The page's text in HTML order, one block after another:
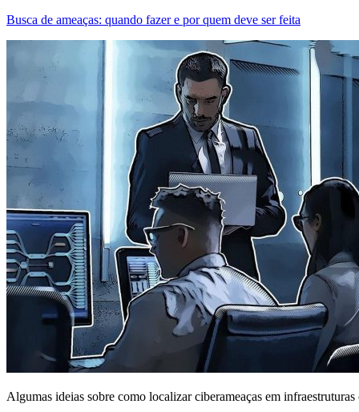
Busca de ameaças: quando fazer e por quem deve ser feita
Algumas ideias sobre como localizar ciberameaças em